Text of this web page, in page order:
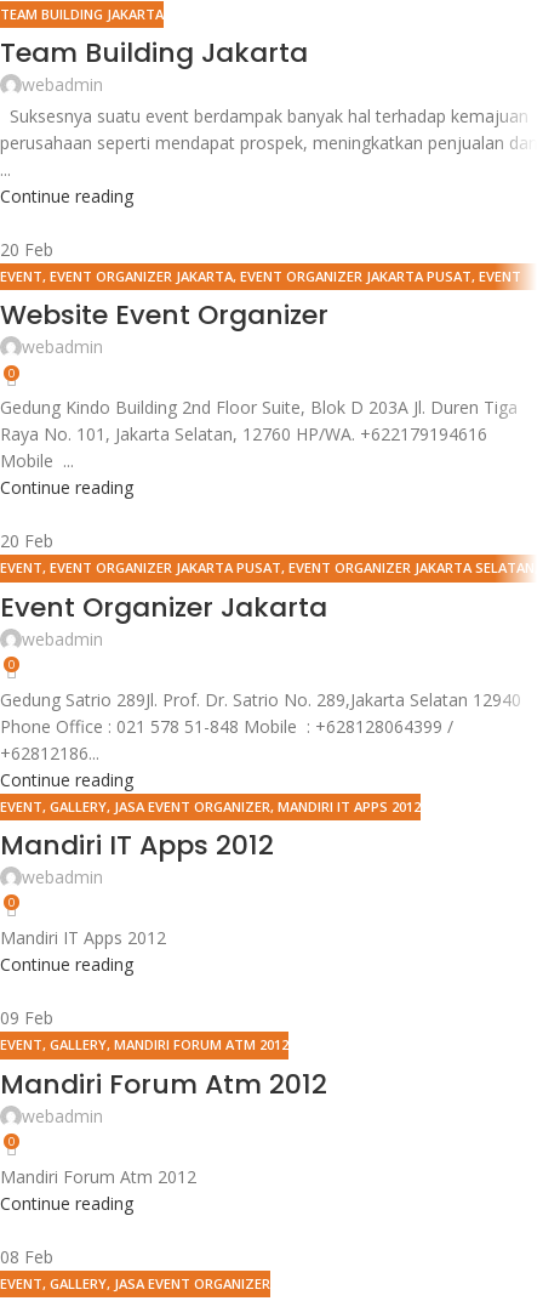
TEAM BUILDING JAKARTA
Team Building Jakarta
webadmin
Suksesnya suatu event berdampak banyak hal terhadap kemajuan
perusahaan seperti mendapat prospek, meningkatkan penjualan dan
...
Continue reading
20 Feb
EVENT, EVENT ORGANIZER JAKARTA, EVENT ORGANIZER JAKARTA PUSAT, EVENT
ORGANIZER JAKARTA SELATAN
,EVENT ORGANIZER JAKARTA TIMUR
ORGANIZER JAKARTA UTARA, EVENT SELLING PRODUCT
HIMDASUN, JASA EVENT ORGANIZER
MANDIRI FORUM ATM 2012
Website Event Organizer
webadmin
0
Gedung Kindo Building 2nd Floor Suite, Blok D 203A Jl. Duren Tiga
Raya No. 101, Jakarta Selatan, 12760 HP/WA. +622179194616
Mobile ...
Continue reading
20 Feb
EVENT, EVENT ORGANIZER JAKARTA PUSAT, EVENT ORGANIZER JAKARTA SELATAN
EVENT ORGANIZER JAKARTA TIMUR, EVENT ORGANIZER JAKARTA UTARA
SELLING PRODUCT,GRAND LAUNCHING HIMDASUN
MANDIRI ELECTRONIC CHANNEL OPERATIONS
IT APPS 2012
Event Organizer Jakarta
webadmin
0
Gedung Satrio 289Jl. Prof. Dr. Satrio No. 289,Jakarta Selatan 12940
Phone Office : 021 578 51-848 Mobile : +628128064399 /
+62812186...
Continue reading
EVENT, GALLERY, JASA EVENT ORGANIZER, MANDIRI IT APPS 2012
Mandiri IT Apps 2012
webadmin
0
Mandiri IT Apps 2012
Continue reading
09 Feb
EVENT, GALLERY, MANDIRI FORUM ATM 2012
Mandiri Forum Atm 2012
webadmin
0
Mandiri Forum Atm 2012
Continue reading
08 Feb
EVENT, GALLERY, JASA EVENT ORGANIZER